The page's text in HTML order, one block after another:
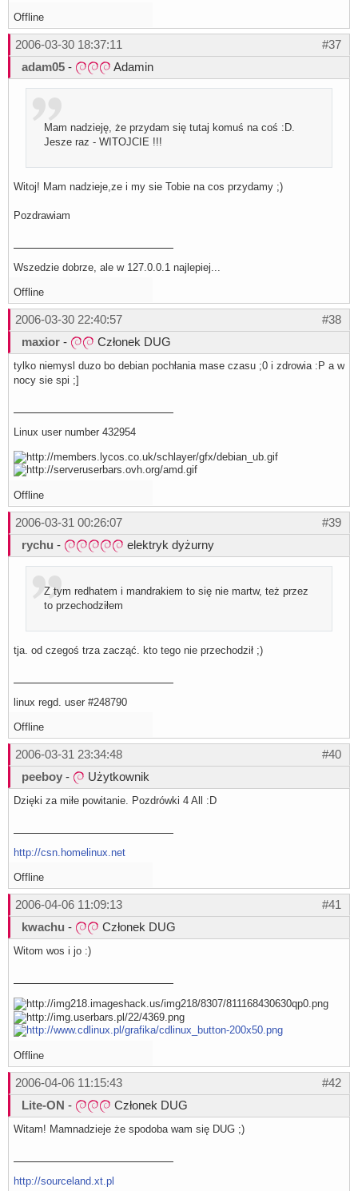
Offline
#37
2006-03-30 18:37:11
adam05 - Adamin
Mam nadzieję, że przydam się tutaj komuś na coś :D.
Jesze raz - WITOJCIE !!!
Witoj! Mam nadzieje,ze i my sie Tobie na cos przydamy ;)
Pozdrawiam
Wszedzie dobrze, ale w 127.0.0.1 najlepiej...
Offline
#38
2006-03-30 22:40:57
maxior - Członek DUG
tylko niemysl duzo bo debian pochłania mase czasu ;0 i zdrowia :P a w
nocy sie spi ;]
Linux user number 432954
Offline
#39
2006-03-31 00:26:07
rychu - elektryk dyżurny
Z tym redhatem i mandrakiem to się nie martw, też przez
to przechodziłem
tja. od czegoś trza zacząć. kto tego nie przechodził ;)
linux regd. user #248790
Offline
#40
2006-03-31 23:34:48
peeboy - Użytkownik
Dzięki za miłe powitanie. Pozdrówki 4 All :D
http://csn.homelinux.net
Offline
#41
2006-04-06 11:09:13
kwachu - Członek DUG
Witom wos i jo :)
Offline
#42
2006-04-06 11:15:43
Lite-ON - Członek DUG
Witam! Mamnadzieje że spodoba wam się DUG ;)
http://sourceland.xt.pl